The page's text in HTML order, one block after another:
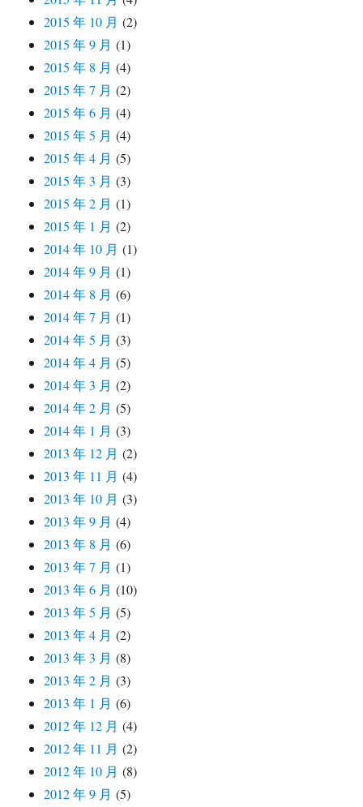
2015 年 10 月 (2)
2015 年 9 月 (1)
2015 年 8 月 (4)
2015 年 7 月 (2)
2015 年 6 月 (4)
2015 年 5 月 (4)
2015 年 4 月 (5)
2015 年 3 月 (3)
2015 年 2 月 (1)
2015 年 1 月 (2)
2014 年 10 月 (1)
2014 年 9 月 (1)
2014 年 8 月 (6)
2014 年 7 月 (1)
2014 年 5 月 (3)
2014 年 4 月 (5)
2014 年 3 月 (2)
2014 年 2 月 (5)
2014 年 1 月 (3)
2013 年 12 月 (2)
2013 年 11 月 (4)
2013 年 10 月 (3)
2013 年 9 月 (4)
2013 年 8 月 (6)
2013 年 7 月 (1)
2013 年 6 月 (10)
2013 年 5 月 (5)
2013 年 4 月 (2)
2013 年 3 月 (8)
2013 年 2 月 (3)
2013 年 1 月 (6)
2012 年 12 月 (4)
2012 年 11 月 (2)
2012 年 10 月 (8)
2012 年 9 月 (5)